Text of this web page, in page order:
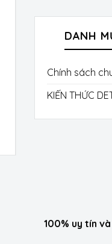
DANH
Chính sách
KIẾN THỨC
100% uy tín